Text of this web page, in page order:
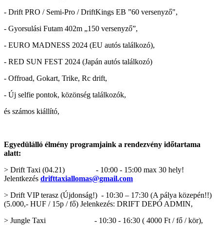
- Drift PRO / Semi-Pro / DriftKings EB ”60 versenyző",
- Gyorsulási Futam 402m „150 versenyző”,
- EURO MADNESS 2024 (EU autós találkozó),
- RED SUN FEST 2024 (Japán autós találkozó)
- Offroad, Gokart, Trike, Rc drift,
- Új selfie pontok, közönség találkozók,
és számos kiállító,
Egyedülálló élmény programjaink a rendezvény időtartama
alatt:
> Drift Taxi (04.21) - 10:00 - 15:00 max 30 hely!
Jelentkezés drifttaxiallomas@gmail.com
> Drift VIP terasz (Újdonság!) - 10:30 – 17:30 (A pálya közepén!!)
(5.000,- HUF / 15p / fő) Jelenkezés: DRIFT DEPÓ ADMIN,
> Jungle Taxi - 10:30 - 16:30 ( 4000 Ft / fő / kör),